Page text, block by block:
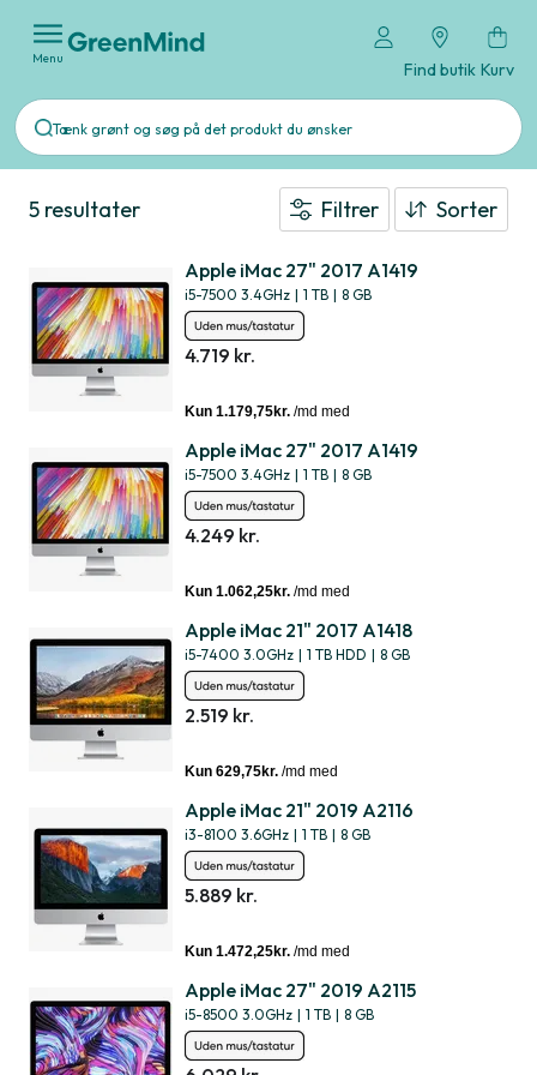
Menu
Find butik Kurv
5 resultater Filtrer Sorter
Apple iMac 27" 2017 A1419
i5-7500 3.4GHz | 1 TB | 8 GB
4.719 kr.
Apple iMac 27" 2017 A1419
i5-7500 3.4GHz | 1 TB | 8 GB
4.249 kr.
Apple iMac 21" 2017 A1418
i5-7400 3.0GHz | 1 TB HDD | 8 GB
2.519 kr.
Apple iMac 21" 2019 A2116
i3-8100 3.6GHz | 1 TB | 8 GB
5.889 kr.
Apple iMac 27" 2019 A2115
i5-8500 3.0GHz | 1 TB | 8 GB